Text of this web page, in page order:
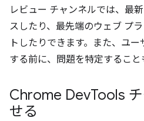
レビュー チャンネルでは、最
スしたり、最先端のウェブ プ
トしたりできます。また、ユ
する前に、問題を特定すること
Chrome DevTools
せる